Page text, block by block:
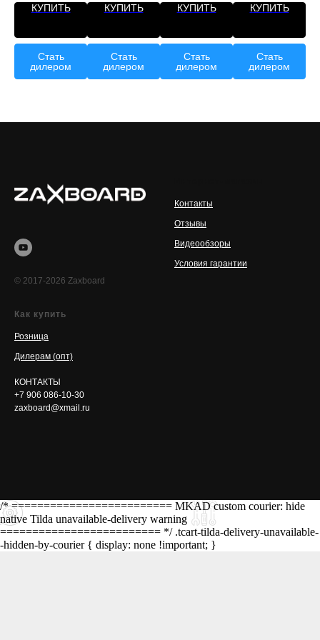
КУПИТЬ
Стать
дилером
КУПИТЬ
Стать
дилером
КУПИТЬ
Стать
дилером
КУПИТЬ
Стать
дилером
© 2017-2026 Zaxboard
Контакты
Отзывы
Видеообзоры
Условия гарантии
Как купить
Розница
Дилерам (опт)
КОНТАКТЫ
+7 906 086-10-30
zaxboard@xmail.ru
/* ========================= MKAD custom courier: hide
native Tilda unavailable-delivery warning
========================= */ .tcart-tilda-delivery-unavailable-
-hidden-by-courier { display: none !important; }